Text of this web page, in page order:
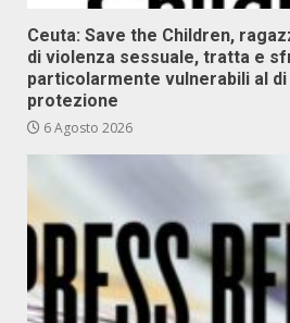
Ceuta: Save the Children,
di violenza sessuale, tratta e
particolarmente vulnerabili al
protezione
6 Agosto 2026